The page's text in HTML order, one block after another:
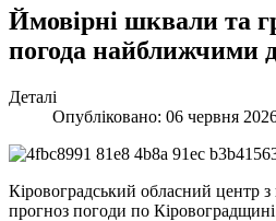
Ймовірні шквали та
погода
Деталі
Опубліковано: 06 червня
Кіровоградський обласний центр з
прогноз погоди по